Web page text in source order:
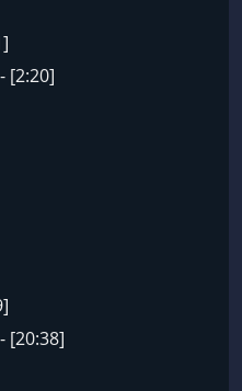
[2:20]
[20:38]